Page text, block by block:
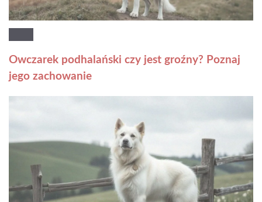
Owczarek podhalański czy jest groźny? Poznaj
jego zachowanie